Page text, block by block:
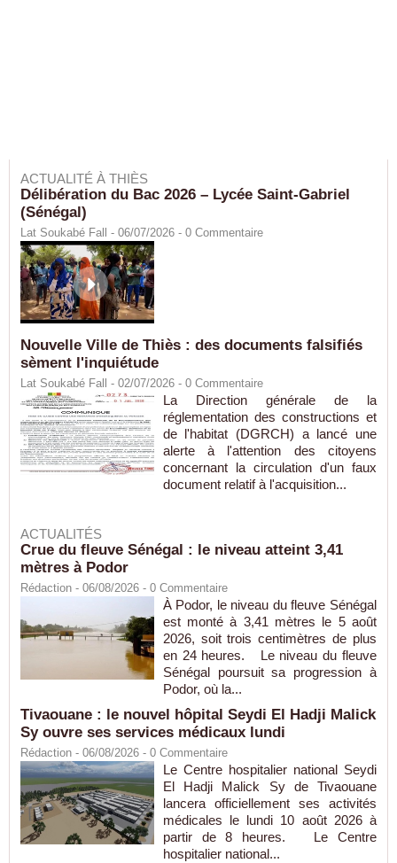
ACTUALITÉ À THIÈS
Délibération du Bac 2026 – Lycée Saint-Gabriel
(Sénégal)
Lat Soukabé Fall - 06/07/2026 - 0 Commentaire
Nouvelle Ville de Thiès : des documents falsifiés
sèment l'inquiétude
Lat Soukabé Fall - 02/07/2026 - 0 Commentaire
La Direction générale de la
réglementation des constructions et
de l'habitat (DGRCH) a lancé une
alerte à l'attention des citoyens
concernant la circulation d'un faux
document relatif à l'acquisition...
ACTUALITÉS
Crue du fleuve Sénégal : le niveau atteint 3,41
mètres à Podor
Rédaction - 06/08/2026 - 0 Commentaire
À Podor, le niveau du fleuve Sénégal
est monté à 3,41 mètres le 5 août
2026, soit trois centimètres de plus
en 24 heures. Le niveau du fleuve
Sénégal poursuit sa progression à
Podor, où la...
Tivaouane : le nouvel hôpital Seydi El Hadji Malick
Sy ouvre ses services médicaux lundi
Rédaction - 06/08/2026 - 0 Commentaire
Le Centre hospitalier national Seydi
El Hadji Malick Sy de Tivaouane
lancera officiellement ses activités
médicales le lundi 10 août 2026 à
partir de 8 heures. Le Centre
hospitalier national...